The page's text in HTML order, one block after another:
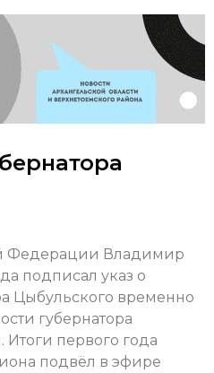
Федерации Владимир
подписал указ о
Цыбульского временно
губернатора
Итоги первого года
подвёл в эфире